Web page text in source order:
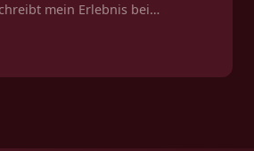
mein Erlebnis bei…